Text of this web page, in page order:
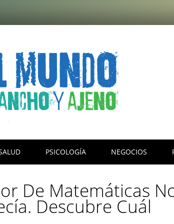
PSICOLOGÍA NEGOCIOS
De Matemáticas
Descubre Cuál